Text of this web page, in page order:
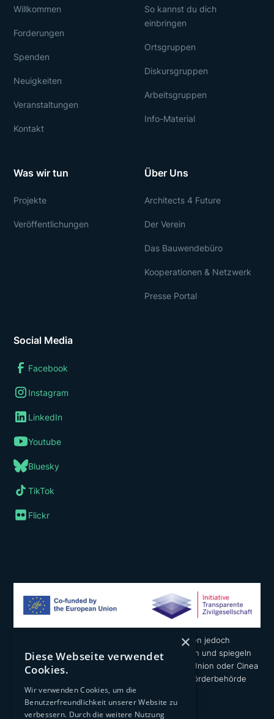
Willkommen
Forderungen
Spenden
Neuigkeiten
Veranstaltungen
Kontakt
So kannst du dich
einbringen
Ortsgruppen
Diskursgruppen
Arbeitsgruppen
Info-Material
Social Media
Facebook
Instagram
LinkedIn
Youtube
Bluesky
TikTok
Flickr
Was wir tun
Projekte
Veröffentlichungen
Über Uns
Architects 4 Future
Der Verein
Das Bauwendebüro
Kooperationen & Netzwerk
Presse Portal
Die geäußerten Ansichten und Meinungen liegen jedoch
ausschließlich in der Verantwortung der Autoren und spiegeln
nicht notwendigerweise die der Europäischen Union oder Cinea
wider. Weder die Europäische Union noch die Förderbehörde
können dafür verantwortlich gemacht werden.
×
Diese Webseite verwendet
Cookies.
Wir verwenden Cookies, um die
Benutzerfreundlichkeit unserer Website zu
verbessern. Durch die weitere Nutzung